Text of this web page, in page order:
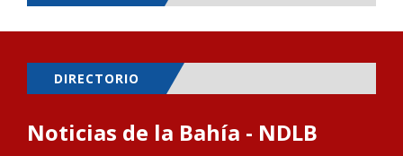
DIRECTORIO
Noticias de la Bahía - NDLB